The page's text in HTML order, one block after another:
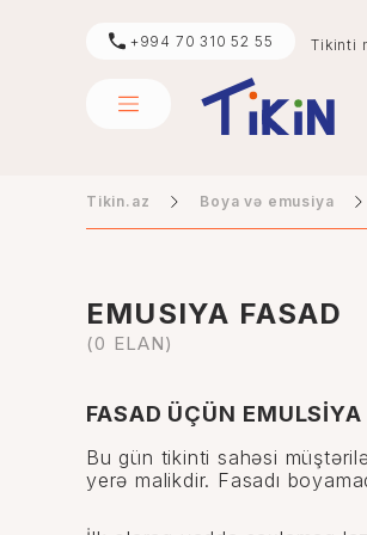
+994 70 310 52 55 Tikinti
Tikin.az Boya və emusiya
EMUSIYA FASAD
(0 ELAN)
FASAD ÜÇÜN
Bu gün tikinti sahəsi
yerə malikdir. Fasadı